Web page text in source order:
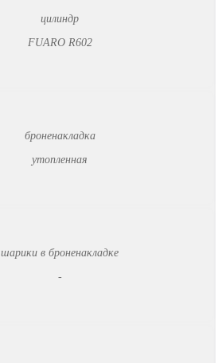
цилиндр
FUARO R602
броненакладка
утопленная
шарики в броненакладке
-